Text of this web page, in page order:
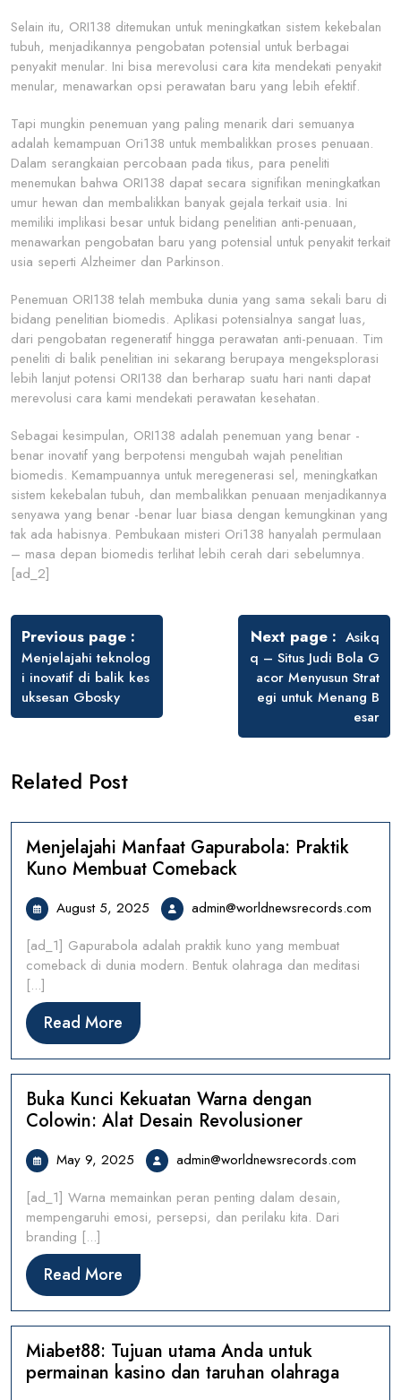
Selain itu, ORI138 ditemukan untuk meningkatkan sistem kekebalan
tubuh, menjadikannya pengobatan potensial untuk berbagai
penyakit menular. Ini bisa merevolusi cara kita mendekati penyakit
menular, menawarkan opsi perawatan baru yang lebih efektif.
Tapi mungkin penemuan yang paling menarik dari semuanya
adalah kemampuan Ori138 untuk membalikkan proses penuaan.
Dalam serangkaian percobaan pada tikus, para peneliti
menemukan bahwa ORI138 dapat secara signifikan meningkatkan
umur hewan dan membalikkan banyak gejala terkait usia. Ini
memiliki implikasi besar untuk bidang penelitian anti-penuaan,
menawarkan pengobatan baru yang potensial untuk penyakit terkait
usia seperti Alzheimer dan Parkinson.
Penemuan ORI138 telah membuka dunia yang sama sekali baru di
bidang penelitian biomedis. Aplikasi potensialnya sangat luas,
dari pengobatan regeneratif hingga perawatan anti-penuaan. Tim
peneliti di balik penelitian ini sekarang berupaya mengeksplorasi
lebih lanjut potensi ORI138 dan berharap suatu hari nanti dapat
merevolusi cara kami mendekati perawatan kesehatan.
Sebagai kesimpulan, ORI138 adalah penemuan yang benar -
benar inovatif yang berpotensi mengubah wajah penelitian
biomedis. Kemampuannya untuk meregenerasi sel, meningkatkan
sistem kekebalan tubuh, dan membalikkan penuaan menjadikannya
senyawa yang benar -benar luar biasa dengan kemungkinan yang
tak ada habisnya. Pembukaan misteri Ori138 hanyalah permulaan
– masa depan biomedis terlihat lebih cerah dari sebelumnya.
[ad_2]
Post
navigation
Previous page
Menjelajahi teknolog
i inovatif di balik kes
uksesan Gbosky
Next page
Asikq
q – Situs Judi Bola G
acor Menyusun Strat
egi untuk Menang B
esar
Related Post
Menjelajahi Manfaat Gapurabola: Praktik
Kuno Membuat Comeback
August 5, 2025 August
2025
admin@worldnewsrecords.com
[ad_1] Gapurabola adalah praktik kuno yang membuat
comeback di dunia modern. Bentuk olahraga dan meditasi
[...]
Read More Read
More
Buka Kunci Kekuatan Warna dengan
Colowin: Alat Desain Revolusioner
May 9, 2025 May
2025
admin@worldnewsrecords.com
[ad_1] Warna memainkan peran penting dalam desain,
mempengaruhi emosi, persepsi, dan perilaku kita. Dari
branding [...]
Read More Read
More
Miabet88: Tujuan utama Anda untuk
permainan kasino dan taruhan olahraga